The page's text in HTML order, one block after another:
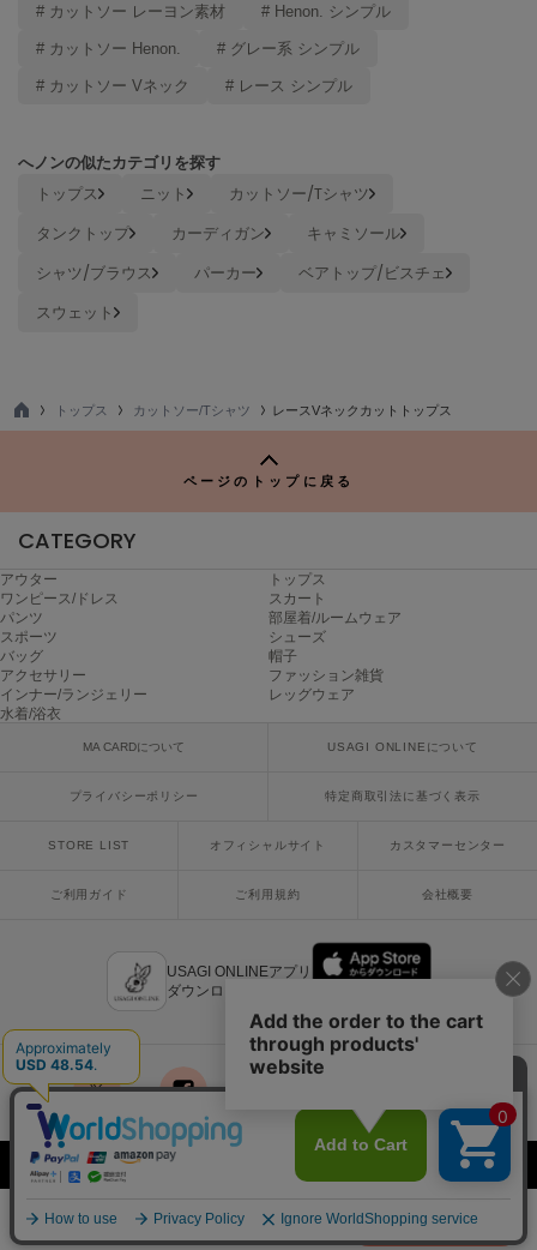
sanrio house
SESAME STREET MARKET
セサミストリートマーケット
シャカ
スニーカーズ バイ エミ
Snow Peak
SNIDEL HOME
サムウェアバター
SORIN
ソリン
Stylevoice for xxx
スタイルヴォイスフォー
スペルガ
swanë
トーアンドトー
テバ
The Barnnet
ザバーネット
THE NORTH FACE
# カットソー レーヨン素材 # Henon. シンプル
# カットソー Henon. # グレー系 シンプル
# カットソー Vネック # レース シンプル
へノンの似たカテゴリを探す
トップス ニット
カットソー/Tシャツ
タンクトップ
カーディガン
キャミソール
シャツ/ブラウス
パーカー
ベアトップ/ビスチェ
スウェット
¥7,700 税込 カートに入れる
TO
トップス カットソー/Tシャツ レースVネックカットトップス
ページのトップに戻る
CATEGORY
アウター
トップス
ワンピース/ドレス
スカート
パンツ
部屋着/ルームウェア
スポーツ
シューズ
バッグ
帽子
アクセサリー
ファッション雑貨
インナー/ランジェリー
レッグウェア
水着/浴衣
MA CARDについて USAGI ONLINEについて
プライバシーポリシー 特定商取引法に基づく表示
STORE LIST オフィシャルサイト カスタマーセンター
ご利用ガイド ご利用規約 会社概要
USAGI ONLINEアプリ
ダウンロードはこちら
x facebook LINE mail
Copyright © 2018 Usagi Online Co.,Ltd. All Rights Reserved.